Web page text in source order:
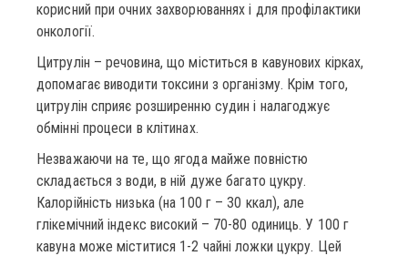
корисний при очних захворюваннях і для профілактики
онкології.
Цитрулін – речовина, що міститься в кавунових кірках,
допомагає виводити токсини з організму. Крім того,
цитрулін сприяє розширенню судин і налагоджує
обмінні процеси в клітинах.
Незважаючи на те, що ягода майже повністю
складається з води, в ній дуже багато цукру.
Калорійність низька (на 100 г – 30 ккал), але
глікемічний індекс високий – 70-80 одиниць. У 100 г
кавуна може міститися 1-2 чайні ложки цукру. Цей